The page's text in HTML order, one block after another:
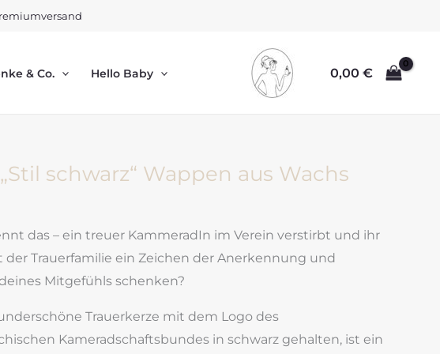
& Co. Hello Baby 0,00 €
schwarz“ Wappen aus Wachs
das – ein treuer KammeradIn im Verein verstirbt und ihr
Trauerfamilie ein Zeichen der Anerkennung und
Mitgefühls schenken?
Trauerkerze mit dem Logo des
Kameradschaftsbundes in schwarz gehalten, ist ein